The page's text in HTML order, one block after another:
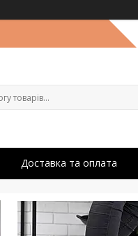
Доставка та оплата